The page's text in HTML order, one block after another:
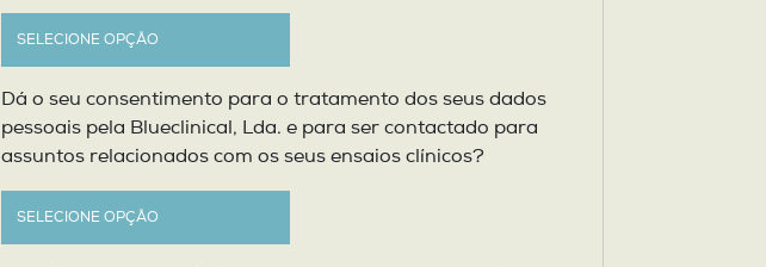
Dá o seu consentimento para o tratamento dos seus dados
pessoais pela Blueclinical, Lda. e para ser contactado para
assuntos relacionados com os seus ensaios clínicos?